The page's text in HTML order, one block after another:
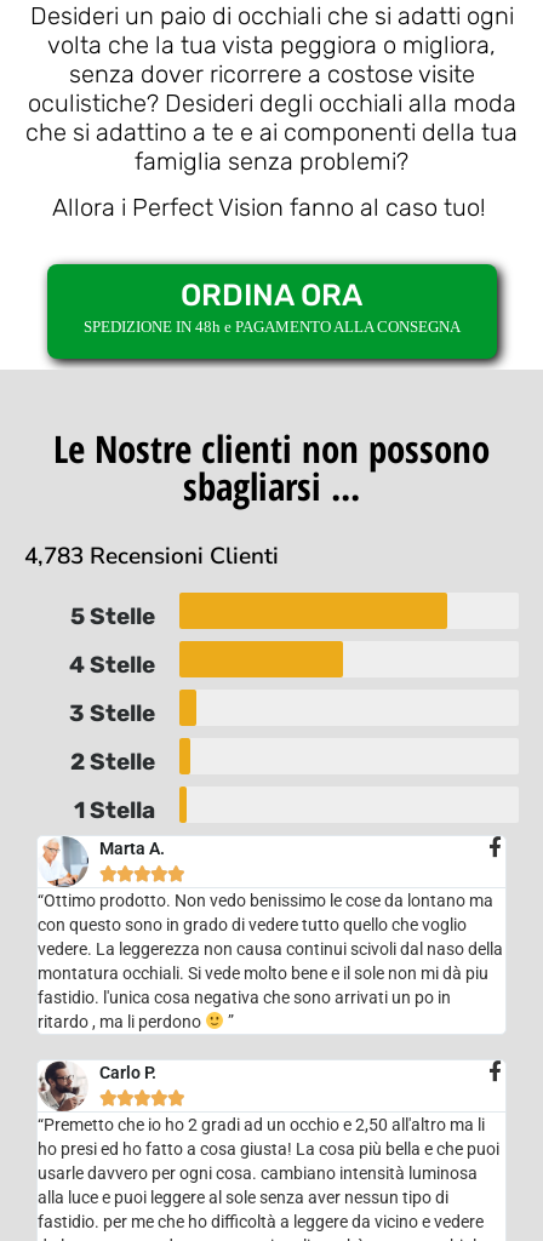
Desideri un paio di occhiali che si adatti ogni
volta che la tua vista peggiora o migliora,
senza dover ricorrere a costose visite
oculistiche? Desideri degli occhiali alla moda
che si adattino a te e ai componenti della tua
famiglia senza problemi?
Allora i Perfect Vision fanno al caso tuo!
ORDINA ORA
SPEDIZIONE IN 48h e PAGAMENTO ALLA CONSEGNA
Le Nostre clienti non possono
sbagliarsi ...
4,783 Recensioni Clienti
5 Stelle
4 Stelle
3 Stelle
2 Stelle
1 Stella
Marta A.

“Ottimo prodotto. Non vedo benissimo le cose da lontano ma
con questo sono in grado di vedere tutto quello che voglio
vedere. La leggerezza non causa continui scivoli dal naso della
montatura occhiali. Si vede molto bene e il sole non mi dà piu
fastidio. l'unica cosa negativa che sono arrivati un po in
ritardo , ma li perdono
”
Carlo P.

“Premetto che io ho 2 gradi ad un occhio e 2,50 all'altro ma li
ho presi ed ho fatto a cosa giusta! La cosa più bella e che puoi
usarle davvero per ogni cosa. cambiano intensità luminosa
alla luce e puoi leggere al sole senza aver nessun tipo di
fastidio. per me che ho difficoltà a leggere da vicino e vedere